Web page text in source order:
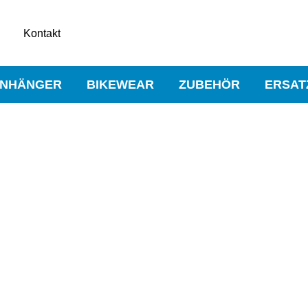
Kontakt
BIKEWEAR ZUBEHÖR